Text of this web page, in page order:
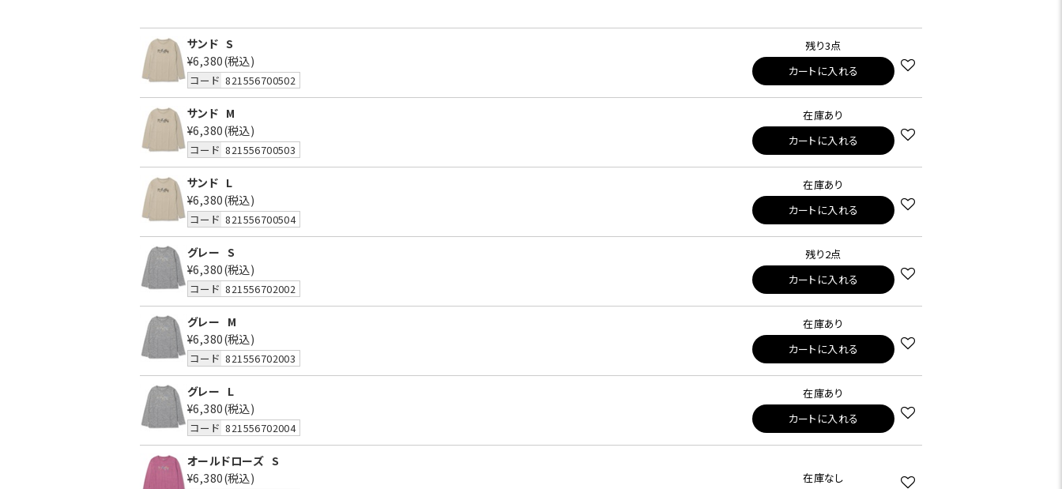
サンド S
¥6,380(税込)
コード 821556700502
残り3点
カートに入れる
サンド M
¥6,380(税込)
コード 821556700503
在庫あり
カートに入れる
サンド L
¥6,380(税込)
コード 821556700504
在庫あり
カートに入れる
グレー S
¥6,380(税込)
コード 821556702002
残り2点
カートに入れる
グレー M
¥6,380(税込)
コード 821556702003
在庫あり
カートに入れる
グレー L
¥6,380(税込)
コード 821556702004
在庫あり
カートに入れる
オールドローズ S
¥6,380(税込) 在庫なし